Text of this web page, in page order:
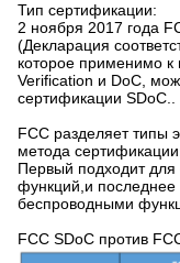
Тип сертификации:
2 ноября 2017 года
(Декларация
которое применимо
Verification и DoC,
сертификации SDoC..
FCC разделяет типы
метода
Первый подходит для
функций,и последнее
беспроводными
FCC SDoC против